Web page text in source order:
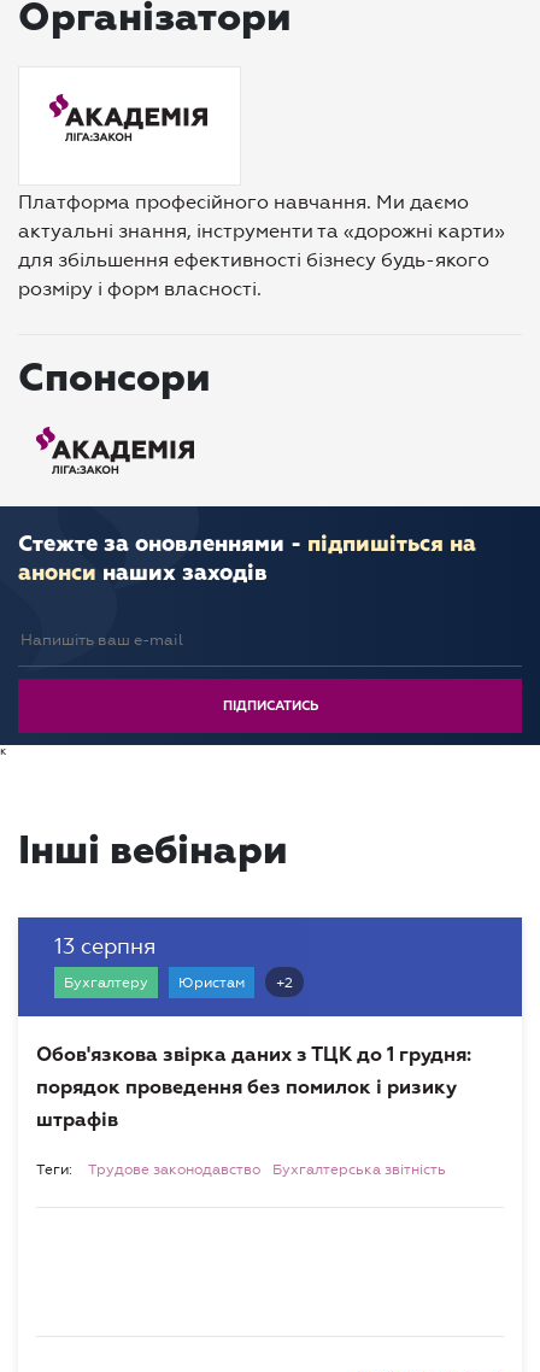
Організатори
Платформа професійного навчання. Ми даємо
актуальні знання, інструменти та «дорожні карти»
для збільшення ефективності бізнесу будь-якого
розміру і форм власності.
Спонсори
Стежте за оновленнями - підпишіться на
анонси наших заходів
к
Інші вебінари
13 серпня
Бухгалтеру Юристам +2
Обов'язкова звірка даних з ТЦК до 1 грудня:
порядок проведення без помилок і ризику
штрафів
Теги: Трудове законодавство Бухгалтерська звітність